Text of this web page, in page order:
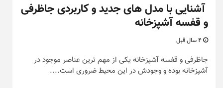
آشنایی با مدل های جدید و کاربردی جاظرفی
و قفسه آشپزخانه
جاظرفی و قفسه آشپزخانه یکی از مهم ترین عناصر موجود در
آشپزخانه بوده و وجودش در این محیط ضروری است....